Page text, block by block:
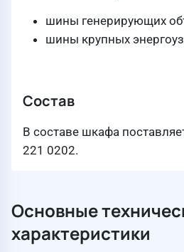
шины генерирующих
шины крупных
Состав
В составе шкафа
221 0202.
Основные
характеристики